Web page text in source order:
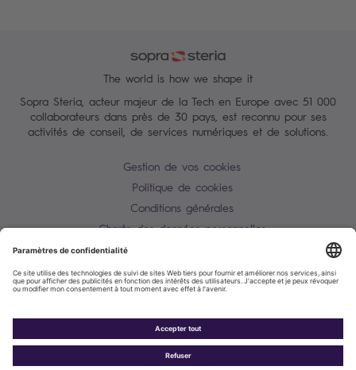
The world is how we shape it
Sopra Steria, acteur majeur de la Tech en Europe avec 51 000
collaborateurs dans près de 30 pays, est reconnu pour ses
activités de conseil, de services numériques et de solutions.
Gestion de vos cookies
Politique de cookies
Conditions générales
Charte des données personnelles
Alerte Tentative d'escroquerie / usurpation d'identité
Plan du site
Contactez-nous